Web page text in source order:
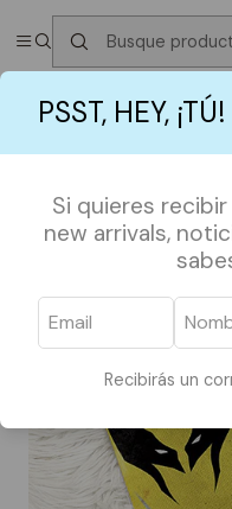
PSST, HEY, ¡TÚ!
Si quieres
new arrivals,
Recibirás un
✮ ⋆ ˚｡𖦹 ⋆｡°✩Próximos